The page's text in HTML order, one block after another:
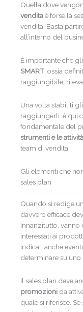
Quella dove
venditaè forse la
vendita. Basta
all’interno del
È importante che
SMART, ossia
raggiungibile,
Una volta stabiliti
raggiungerli: è qui
fondamentale del
strumenti e le attività
team di vendita.
Gli elementi che
sales plan
Quando si redige
davvero efficace
Innanzitutto, vanno
interessati ai
indicati anche
determinare su
Il sales plan deve
promozioni da
quale si riferisce.